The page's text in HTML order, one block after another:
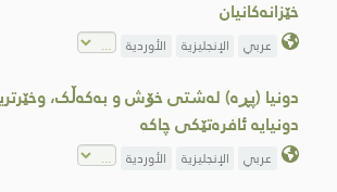
خێزانەکانیان
عربي الإنجليزية الأوردية
دونیا (پڕە) لەشتی خۆش و بەکەڵک،
دونیایە ئافرەتێکی چاکە
عربي الإنجليزية الأوردية